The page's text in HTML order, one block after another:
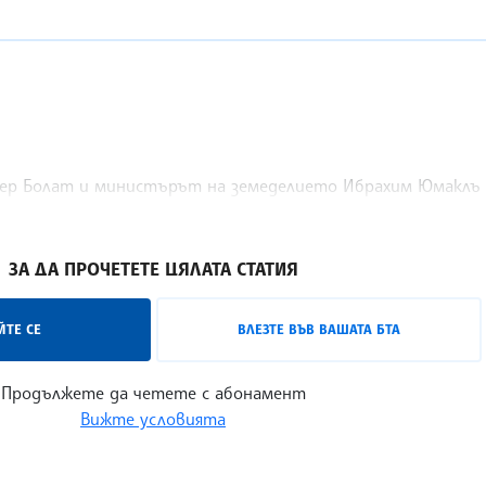
Болат и министърът на земеделието Ибрахим Юмаклъ
ЗА ДА ПРОЧЕТЕТЕ ЦЯЛАТА СТАТИЯ
СЕ ВЛЕЗТЕ ВЪВ ВАШАТА БТА
Продължете да четете с абонамент
Вижте условията